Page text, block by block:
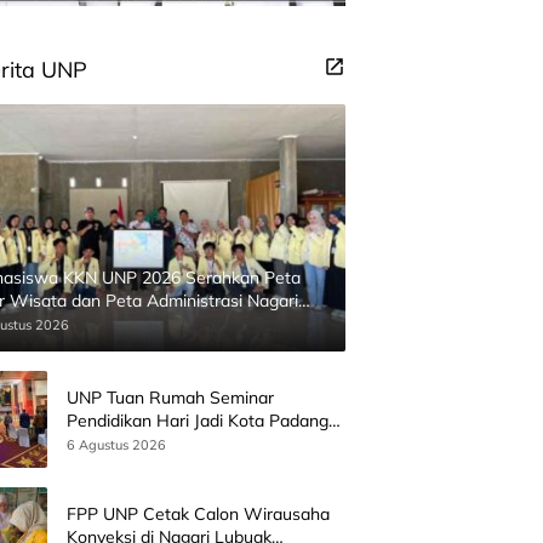
UNP
KKN UNP 2026 Serahkan Peta
Wisata dan Peta Administrasi Nagari
2026
UNP Tuan Rumah Seminar
Pendidikan Hari Jadi Kota Padang
Bersama Wamen Diktisainstek dan
6 Agustus 2026
FPP UNP Cetak Calon Wirausaha
Konveksi di Nagari Lubuak